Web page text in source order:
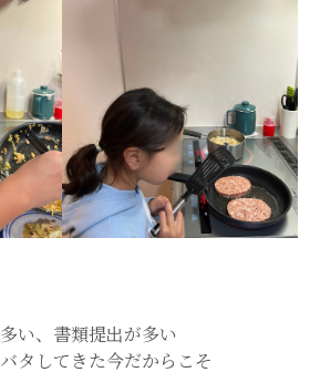
い、書類提出が多い
タしてきた今だからこそ